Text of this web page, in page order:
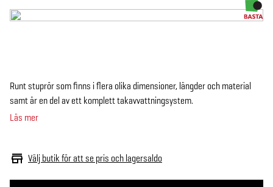
Välj butik för att se pris och lagersaldo
Runt stuprör som finns i flera olika dimensioner, längder och material
samt är en del av ett komplett takavvattningsystem.
Läs mer